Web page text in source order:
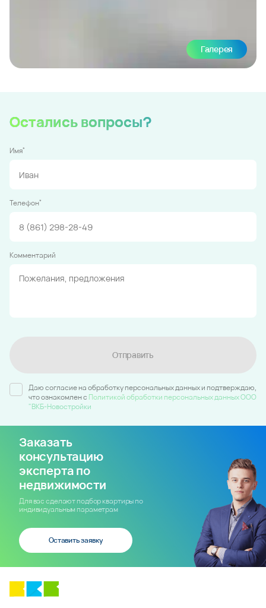
Галерея
Остались вопросы?
Имя*
Телефон*
Комментарий
Отправить
Даю согласие на обработку персональных данных и подтверждаю,
что ознакомлен c Политикой обработки персональных данных ООО
"ВКБ-Новостройки
Заказать
консультацию
эксперта по
недвижимости
Для вас сделают подбор квартиры по
индивидуальным параметрам
Оставить заявку